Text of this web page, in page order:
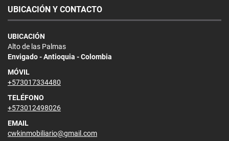
UBICACIÓN Y CONTACTO
UBICACIÓN
Alto de las Palmas
Envigado - Antioquia - Colombia
MÓVIL
+573017334480
TELÉFONO
+573012498026
EMAIL
cwkinmobiliario@gmail.com